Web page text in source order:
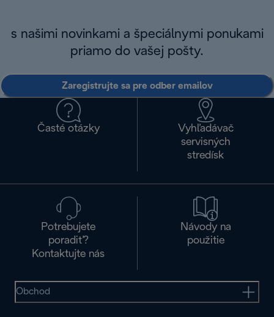
s našimi novinkami a špeciálnymi ponukami
priamo do vašej pošty.
Zaregistrujte sa pre odber emailov
Časté otázky
Vyhľadávač
servisných
stredísk
Potrebujete
poradiť?
Kontaktujte nás
Návody na
použitie
Obchod